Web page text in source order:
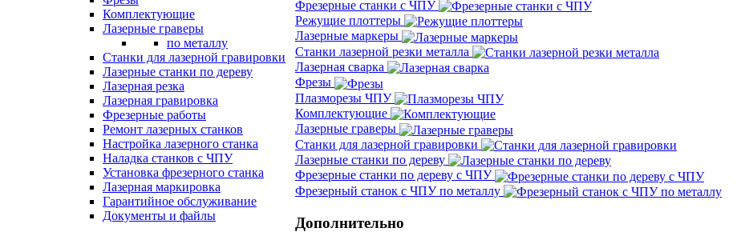
Комплектующие
Лазерные граверы
по металлу
Станки для лазерной гравировки
Лазерные станки по дереву
Лазерная резка
Лазерная гравировка
Фрезерные работы
Ремонт лазерных станков
Настройка лазерного станка
Наладка станков с ЧПУ
Установка фрезерного станка
Лазерная маркировка
Гарантийное обслуживание
Документы и файлы
Фрезерные станки с ЧПУ
Режущие плоттеры
Лазерные маркеры
Станки лазерной резки металла
Лазерная сварка
Фрезы
Плазморезы ЧПУ
Комплектующие
Лазерные граверы
Станки для лазерной гравировки
Лазерные станки по дереву
Фрезерные станки по дереву с ЧПУ
Фрезерный станок с ЧПУ по металлу
Дополнительно